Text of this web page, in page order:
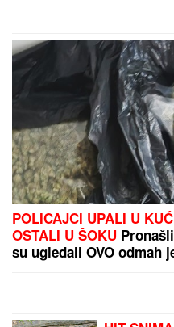
POLICAJCI UPALI U
OSTALI U ŠOKU
su ugledali OVO odmah